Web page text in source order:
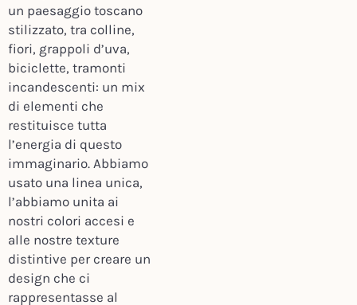
un paesaggio toscano
stilizzato, tra colline,
fiori, grappoli d’uva,
biciclette, tramonti
incandescenti: un mix
di elementi che
restituisce tutta
l’energia di questo
immaginario. Abbiamo
usato una linea unica,
l’abbiamo unita ai
nostri colori accesi e
alle nostre texture
distintive per creare un
design che ci
rappresentasse al